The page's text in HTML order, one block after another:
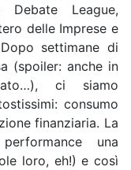
Debate League,
delle Imprese e
settimane di
(spoiler: anche in
ci siamo
consumo
finanziaria. La
una
loro, eh!) e così